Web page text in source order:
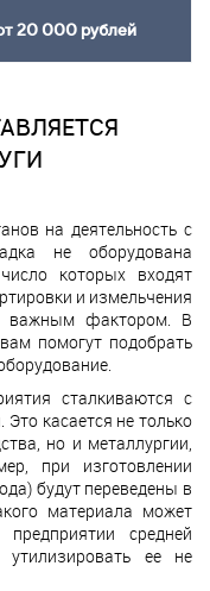
20 000 рублей
на деятельность с
не оборудована
которых входят
и измельчения
важным фактором. В
помогут подобрать
сталкиваются с
касается не только
но и металлургии,
при изготовлении
будут переведены в
материала может
средней
ее не